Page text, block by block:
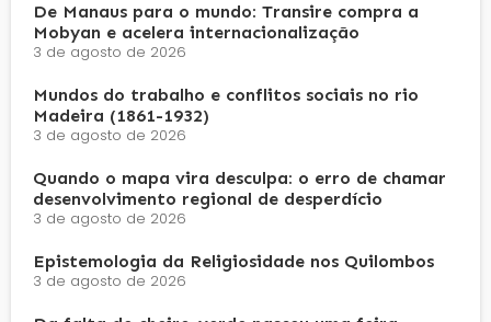
De Manaus para o mundo: Transire compra a
Mobyan e acelera internacionalização
3 de agosto de 2026
Mundos do trabalho e conflitos sociais no rio
Madeira (1861-1932)
3 de agosto de 2026
Quando o mapa vira desculpa: o erro de chamar
desenvolvimento regional de desperdício
3 de agosto de 2026
Epistemologia da Religiosidade nos Quilombos
3 de agosto de 2026